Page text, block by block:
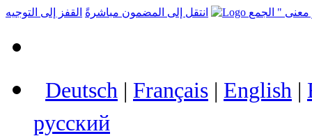
انتقل إلى المضمون مباشرةً القفز إلى التوجيه
Deutsch | Français | English |
русский